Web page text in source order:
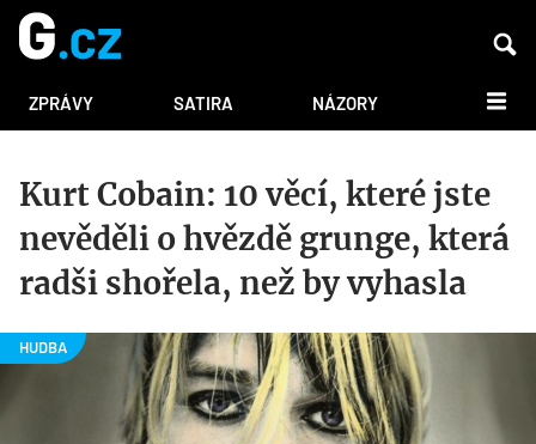
ZPRÁVY SATIRA NÁZORY DALŠÍ
Kurt Cobain: 10 věcí, které jste
nevěděli o hvězdě grunge, která
radši shořela, než by vyhasla